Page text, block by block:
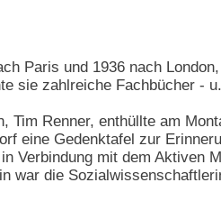
Paris und 1936 nach
sie zahlreiche Fachbücher -
Tim Renner, enthüllte am
eine Gedenktafel zur
Verbindung mit dem Aktiven
war die